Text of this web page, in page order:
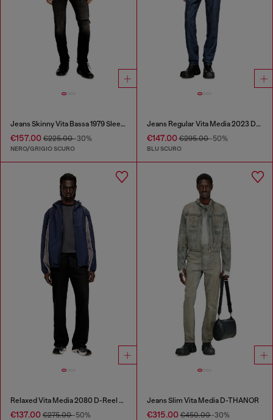
Jeans Skinny Vita Bassa 1979 Sleenker
€157.00 €225.00-30%
NERO/GRIGIO SCURO
Jeans Regular Vita Media 2023 D-Finitive
€147.00€295.00-50%
BLU SCURO
Relaxed Vita Media 2080 D-Reel Joggjeans®
€137.00 €275.00-50%
Jeans Slim Vita Media D-THANOR
€315.00€450.00-30%